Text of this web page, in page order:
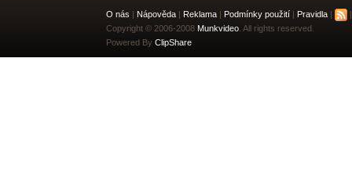
O nás | Nápověda | Reklama | Podmínky použití | Pravidla |
Copyright © 2006-2008 Munkvideo . All rights reserved.
Powered By ClipShare